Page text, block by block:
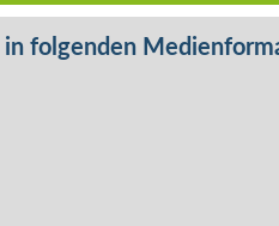
folgenden